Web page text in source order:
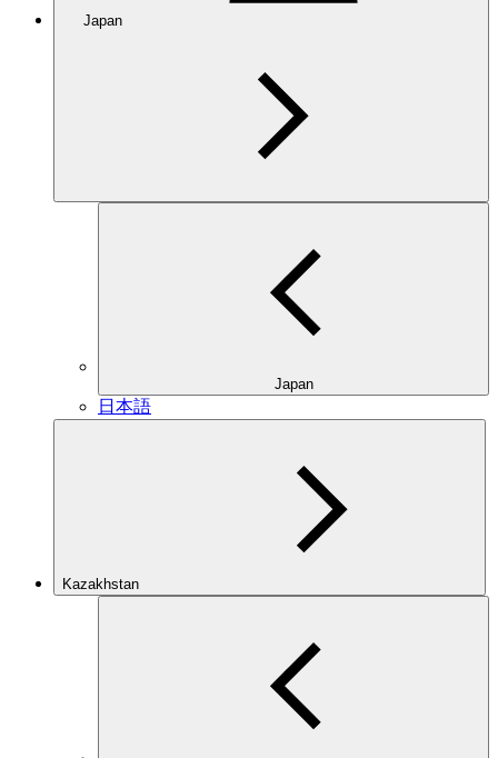
Japan
Japan
日本語
Kazakhstan